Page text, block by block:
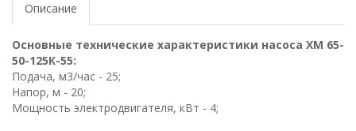
Описание
Основные технические характеристики насоса ХМ 65-
50-125К-55:
Подача, м3/час - 25;
Напор, м - 20;
Мощность электродвигателя, кВт - 4;